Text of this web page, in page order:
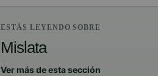
ESTÁS LEYENDO SOBRE
Mislata
Ver más de esta sección